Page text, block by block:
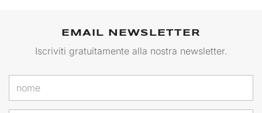
EMAIL NEWSLETTER
Iscriviti gratuitamente alla nostra newsletter.